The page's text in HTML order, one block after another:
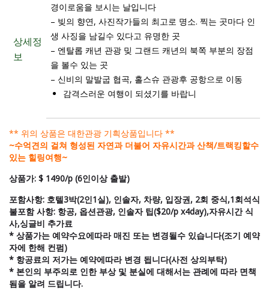
상세정
보
경이로움을 보시는 날입니다
– 빚의 향연, 사진작가들의 최고로 명소. 찍는 곳마다 인
생 사징을 남길수 있다고 유명한 곳
– 엔탈롭 캐년 관광 밎 그랜드 캐년의 북쪽 부분의 장점
을 볼수 있는 곳
– 신비의 말발굽 협곡, 홀스슈 관광후 공항으로 이동
감격스러운 여행이 되셨기를 바랍니
** 위의 상품은 대한관광 기흭상품입니다 **
~수억견의 걸쳐 형성된 자연과 더불어 자유시간과 산책/트랙킹할수
있는 힐링여행~
상품가: $ 1490/p (6인이상 출발)
포함사항: 호텔3박(2인1실), 인솔자, 차량, 입장권, 2회 중식,1회석식
불포함 사항: 항공, 옵션관광, 인솔자 팁($20/p x4day),자유시간 식
사,싱글비 추가료
* 상품가는 예약수요에따라 매진 또는 변경될수 있습니다(조기 예약
자에 한해 컨펌)
* 항공료의 저가는 예약에따라 변경 됩니다(사전 상의부탁)
* 본인의 부주의로 인한 부상 및 분실에 대해서는 관례에 따라 면책
됨을 알려 드립니다.